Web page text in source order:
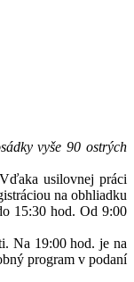
vyše 90 ostrých
usilovnej práci
na obhliadku
15:30 hod. Od 9:00
Na 19:00 hod. je na
program v podaní